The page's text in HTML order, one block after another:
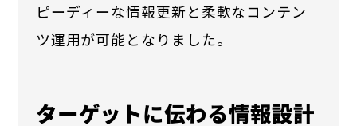
ピーディーな情報更新と柔軟なコンテン
ツ運用が可能となりました。
ターゲットに伝わる情報設計